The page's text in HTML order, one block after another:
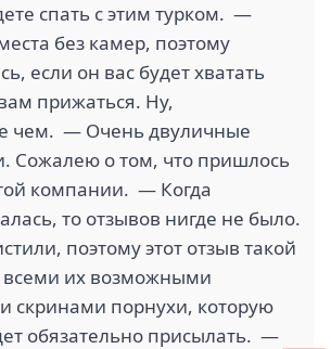
спать с этим турком. —
без камер, поэтому
если он вас будет хватать
прижаться. Ну,
чем. — Очень двуличные
Сожалею о том, что пришлось
компании. — Когда
то отзывов нигде не было.
поэтому этот отзыв такой
всеми их возможными
скринами порнухи, которую
обязательно присылать. —